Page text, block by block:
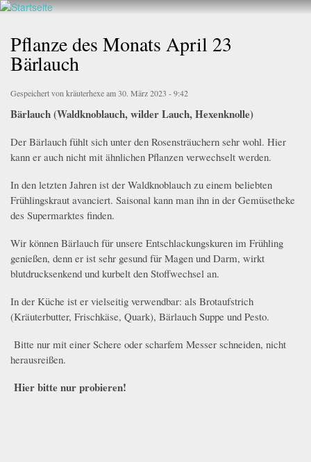
Direkt
Inhalt
Walderlebnis
e.V.
Pflanze des Monats April 23
Bärlauch
Gespeichert von kräuterhexeam 30. März 2023 - 9:42
Bärlauch (Waldknoblauch, wilder Lauch, Hexenknolle)
Der Bärlauch fühlt sich unter den Rosensträuchern sehr wohl. Hier
kann er auch nicht mit ähnlichen Pflanzen verwechselt werden.
In den letzten Jahren ist der Waldknoblauch zu einem beliebten
Frühlingskraut avanciert. Saisonal kann man ihn in der Gemüsetheke
des Supermarktes finden.
Wir können Bärlauch für unsere Entschlackungskuren im Frühling
genießen, denn er ist sehr gesund für Magen und Darm, wirkt
blutdrucksenkend und kurbelt den Stoffwechsel an.
In der Küche ist er vielseitig verwendbar: als Brotaufstrich
(Kräuterbutter, Frischkäse, Quark), Bärlauch Suppe und Pesto.
Bitte nur mit einer Schere oder scharfem Messer schneiden, nicht
herausreißen.
Hier bitte nur probieren!